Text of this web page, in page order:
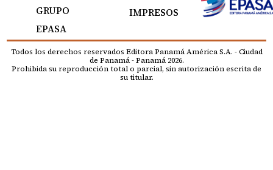
GRUPO
EPASA
IMPRESOS
Todos los derechos reservados Editora Panamá América S.A. - Ciudad
de Panamá - Panamá 2026.
Prohibida su reproducción total o parcial, sin autorización escrita de
su titular.